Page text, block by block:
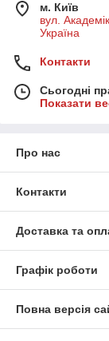
м. Київ
вул.
Україна
Контакти
Сьогодні
Показати
Про нас
Контакти
Доставка та
Графік роботи
Повна версія